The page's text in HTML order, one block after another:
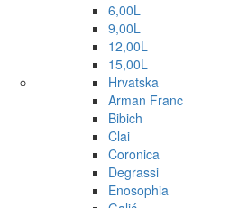
6,00L
9,00L
12,00L
15,00L
Hrvatska
Arman Franc
Bibich
Clai
Coronica
Degrassi
Enosophia